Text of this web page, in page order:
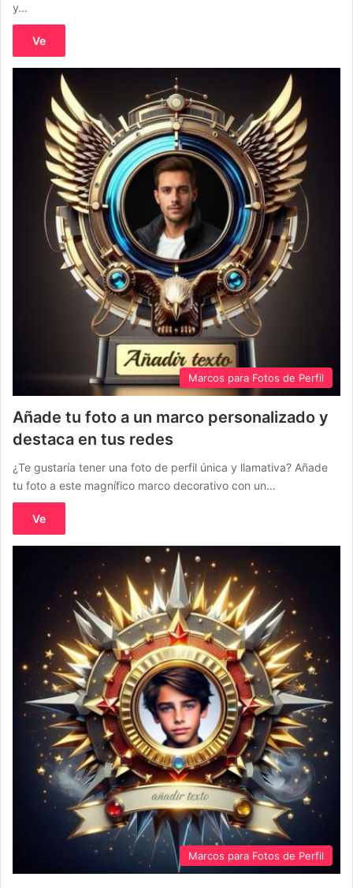
y…
Ve
Marcos para Fotos de Perfil
Añade tu foto a un marco personalizado y
destaca en tus redes
¿Te gustaría tener una foto de perfil única y llamativa? Añade
tu foto a este magnífico marco decorativo con un…
Ve
Marcos para Fotos de Perfil